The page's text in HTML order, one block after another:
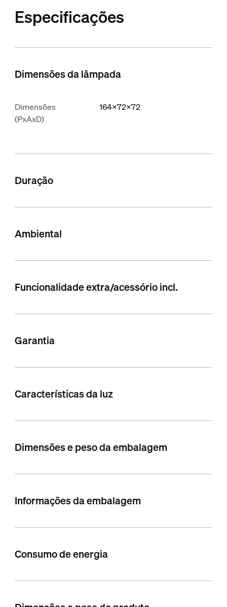
Especificações
Dimensões da lâmpada
Dimensões
(PxAxD)
164x72x72
Duração
Ambiental
Funcionalidade extra/acessório incl.
Garantia
Características da luz
Dimensões e peso da embalagem
Informações da embalagem
Consumo de energia